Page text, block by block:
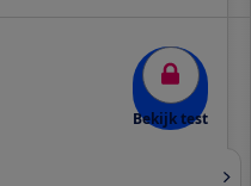
Bekijk test